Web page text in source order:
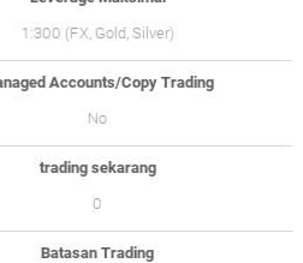
(FX, Gold, Silver)
Copy Trading
sekarang
Trading